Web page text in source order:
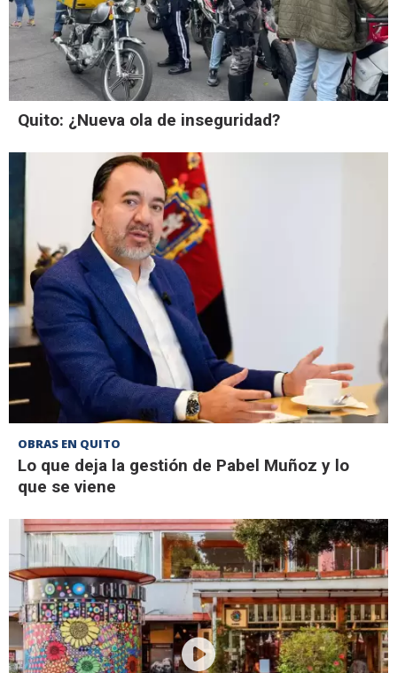
Quito: ¿Nueva ola de inseguridad?
OBRAS EN QUITO
Lo que deja la gestión de Pabel Muñoz y lo
que se viene